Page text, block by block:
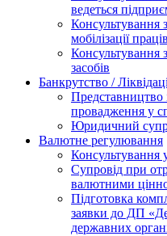
ведеться
Консультування
мобілізації
Консультування
засобів
Банкрутство /
Представництво
провадження у
Юридичний
Валютне регулювання
Консультування
Супровід при
валютними
Підготовка
заявки до ДП
державних